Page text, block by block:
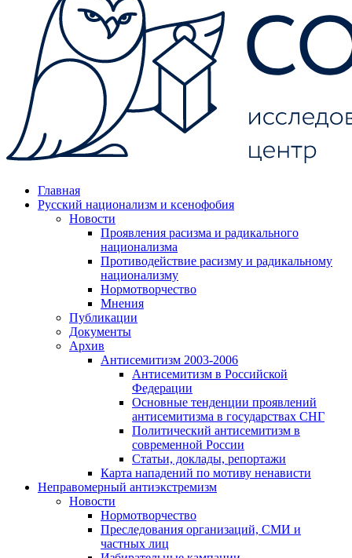
Главная
Русский национализм и ксенофобия
Новости
Проявления расизма и радикального
национализма
Противодействие расизму и радикальному
национализму
Нормотворчество
Мнения
Публикации
Документы
Архив
Антисемитизм 2003-2006
Антисемитизм в Российской
Федерации
Основные тенденции проявлений
антисемитизма в государствах СНГ
Политический антисемитизм в
современной России
Статьи, доклады, репортажи
Карта нападений по мотиву ненависти
Неправомерный антиэкстремизм
Новости
Нормотворчество
Преследования организаций, СМИ и
частных лиц